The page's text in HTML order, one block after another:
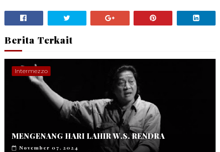
Berita Terkait
Intermezzo
MENGENANG HARI LAHIR W.S. RENDRA
November 07, 2024